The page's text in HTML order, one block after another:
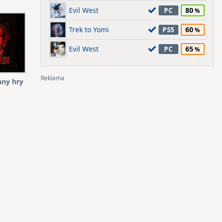
hry
Evil West PC 80
Trek to Yomi PS5 60
Evil West PC 65